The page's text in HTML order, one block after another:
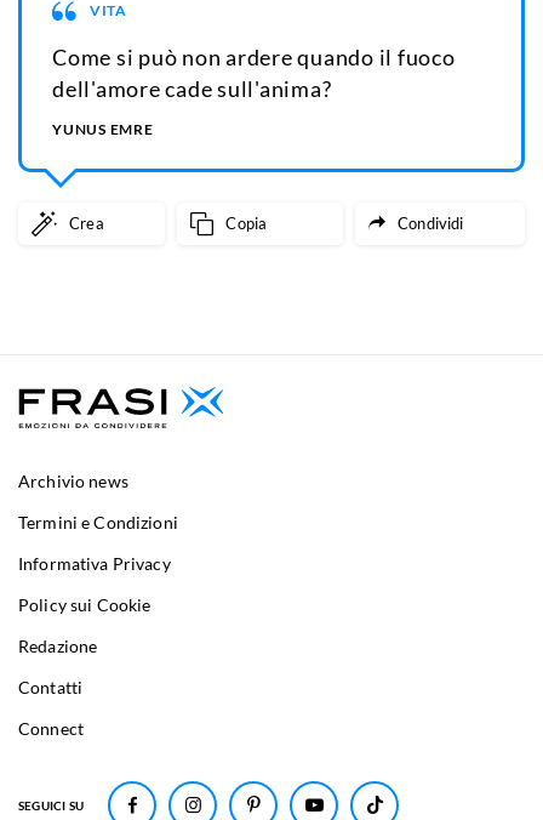
VITA
Come si può non ardere quando il fuoco
dell'amore cade sull'anima?
YUNUS EMRE
Crea Copia Condividi
SEGUICI SU
Archivio news
Termini e Condizioni
Informativa Privacy
Policy sui Cookie
Redazione
Contatti
Connect